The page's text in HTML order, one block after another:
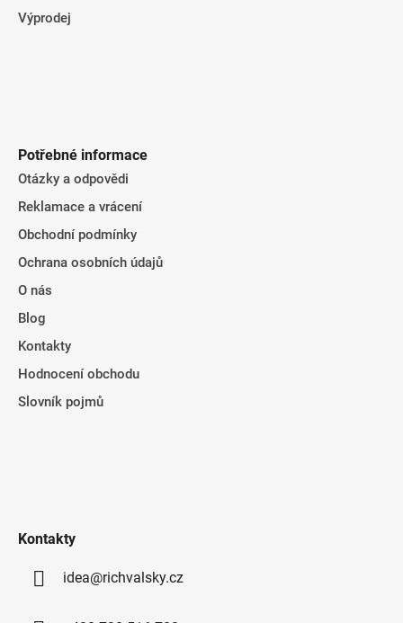
Výprodej
Potřebné informace
Otázky a odpovědi
Reklamace a vrácení
Obchodní podmínky
Ochrana osobních údajů
O nás
Blog
Kontakty
Hodnocení obchodu
Slovník pojmů
Kontakty
idea@richvalsky.cz